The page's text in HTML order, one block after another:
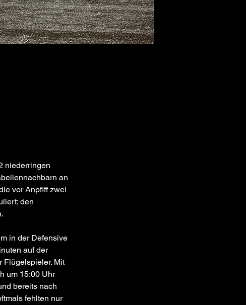
niederringen
an
vor Anpfiff zwei
den
in der Defensive
auf der
Flügelspieler. Mit
um 15:00 Uhr
bereits nach
fehlten nur